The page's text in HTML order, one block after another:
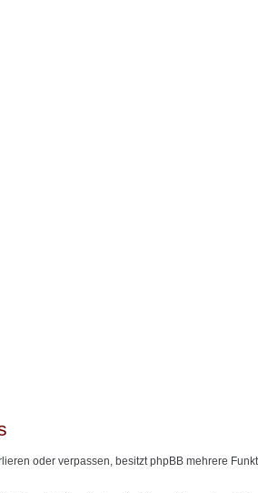
oder verpassen, besitzt phpBB mehrere